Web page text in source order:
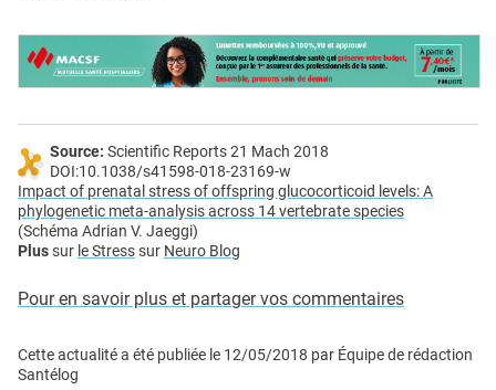
Source: Scientific Reports 21 Mach 2018
DOI:10.1038/s41598-018-23169-w
Impact of prenatal stress of offspring glucocorticoid levels: A
phylogenetic meta-analysis across 14 vertebrate species
(Schéma Adrian V. Jaeggi)
Plussur le Stresssur Neuro Blog
Pour en savoir plus et partager vos commentaires
Cette actualité a été publiée le 12/05/2018 par Équipe de rédaction
Santélog